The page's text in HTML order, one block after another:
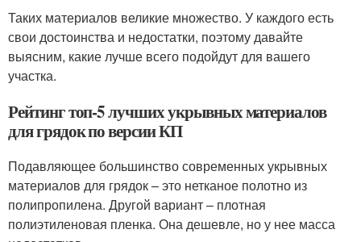
Таких материалов великие множество. У каждого есть
свои достоинства и недостатки, поэтому давайте
выясним, какие лучше всего подойдут для вашего
участка.
Рейтинг топ-5 лучших укрывных материалов
для грядок по версии КП
Подавляющее большинство современных укрывных
материалов для грядок – это нетканое полотно из
полипропилена. Другой вариант – плотная
полиэтиленовая пленка. Она дешевле, но у нее масса